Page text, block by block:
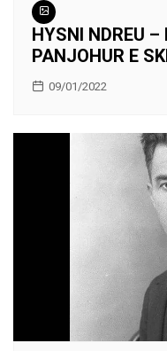
HYSNI NDREU
PANJOHUR E
09/01/2022